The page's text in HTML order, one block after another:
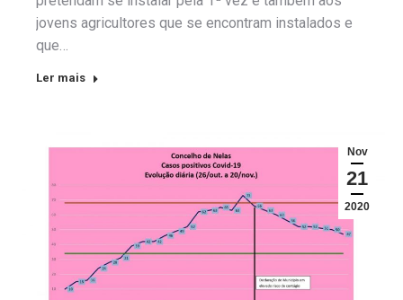
jovens agricultores que se encontram instalados e
que…
Ler mais
Nov
21
2020